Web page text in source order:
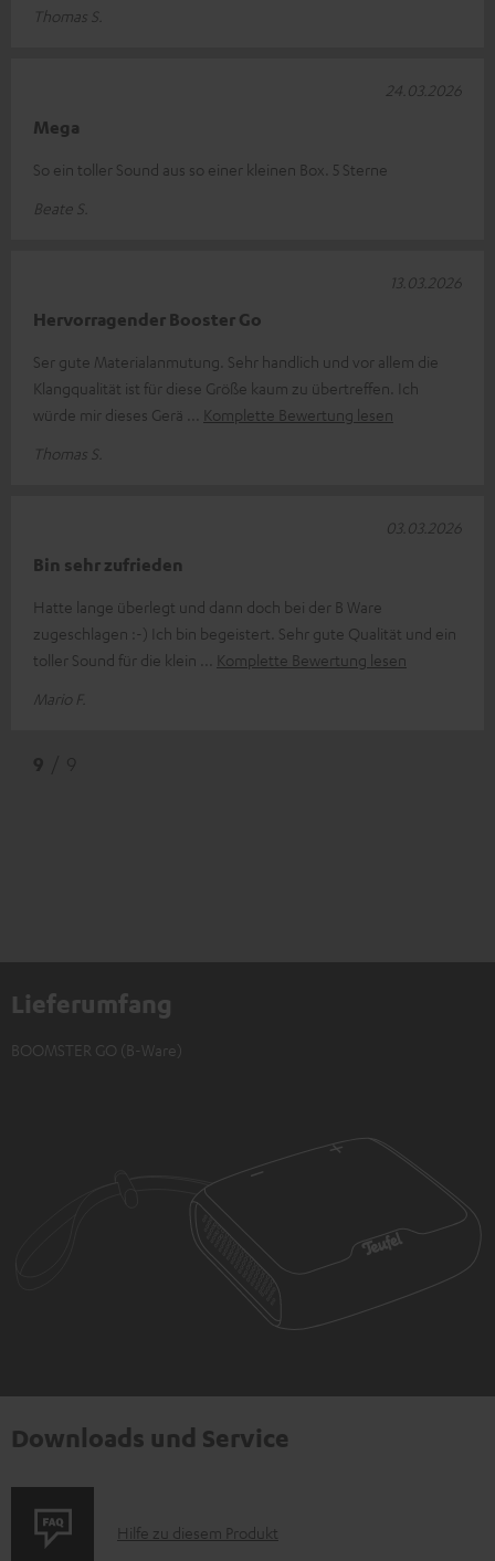
Thomas S.
Mega
So ein toller Sound aus so einer kleinen Box. 5 Sterne
Beate S.
24.03.2026
Hervorragender Booster Go
Ser gute Materialanmutung. Sehr handlich und vor allem die
Klangqualität ist für diese Größe kaum zu übertreffen. Ich
würde mir dieses Gerä
Komplette Bewertung lesen
Thomas S.
13.03.2026
Bin sehr zufrieden
Hatte lange überlegt und dann doch bei der B Ware
zugeschlagen :-) Ich bin begeistert. Sehr gute Qualität und ein
toller Sound für die klein
Komplette Bewertung lesen
Mario F.
03.03.2026
Lieferumfang
BOOMSTER GO (B-Ware)
Downloads und Service
P
Hilfe zu diesem Produkt